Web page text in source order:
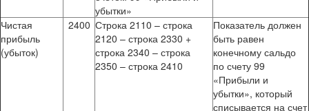
убытки»
Чистая
прибыль
(убыток)
2400 Строка 2110 – строка
2120 – строка 2330 +
строка 2340 – строка
2350 – строка 2410
Показатель должен
быть равен
конечному сальдо
по счету 99
«Прибыли и
убытки», который
списывается на счет